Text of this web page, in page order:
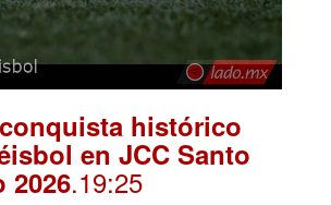
histórico
en JCC Santo
2026.19:25